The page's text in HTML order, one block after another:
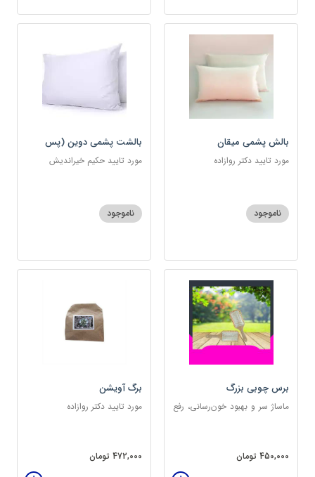
بالش پشمی میقان
مورد تایید دکتر روازاده
ناموجود
بالشت پشمی دوین (پس
کرایه)
مورد تایید حکیم خیراندیش
ناموجود
برس چوبی بزرگ
ماساژ سر و بهبود خون‌رسانی، رفع
450,000 تومان
برگ آویشن
مورد تایید دکتر روازاده
472,000 تومان